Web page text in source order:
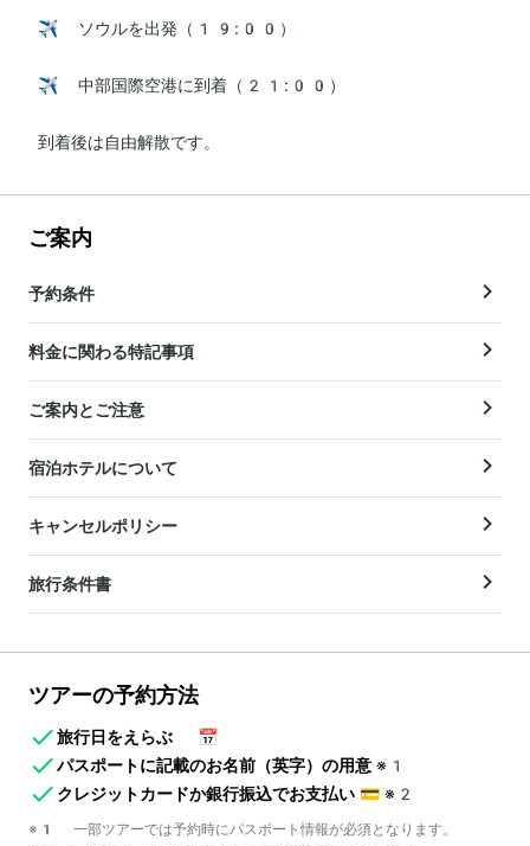
✈️ ソウルを出発（19:00）
✈️ 中部国際空港に到着（21:00）
到着後は自由解散です。
ご案内
予約条件
料金に関わる特記事項
ご案内とご注意
宿泊ホテルについて
キャンセルポリシー
旅行条件書
ツアーの予約方法
旅行日をえらぶ
📅
パスポートに記載のお名前（英字）の用意 ※1
クレジットカードか銀行振込でお支払い 💳 ※2
※1 一部ツアーでは予約時にパスポート情報が必須となります。